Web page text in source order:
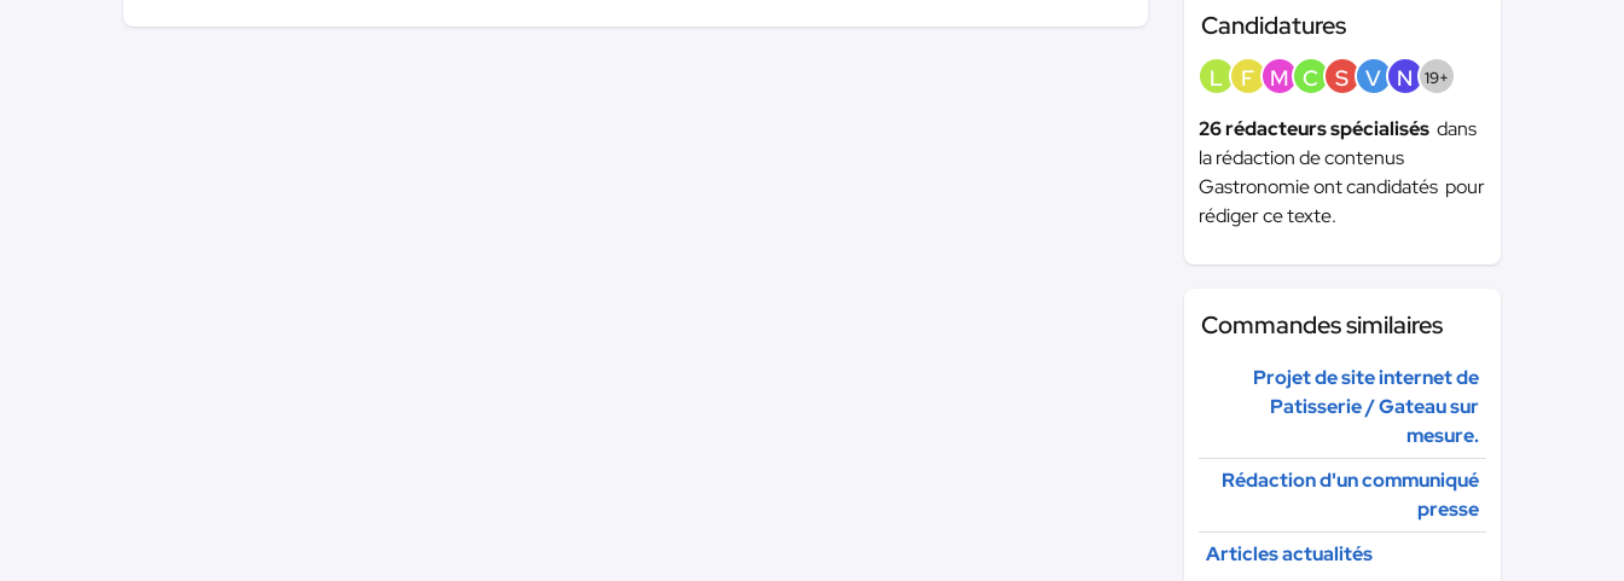
Candidatures
L F M C S V N 19+
26 rédacteurs spécialisés dans
la rédaction de contenus
Gastronomie ont candidatés pour
rédiger ce texte.
Commandes similaires
Projet de site internet de
Patisserie / Gateau sur
mesure.
Rédaction d'un communiqué
presse
Articles actualités